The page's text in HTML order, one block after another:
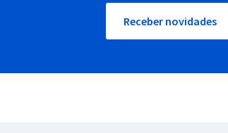
Receber novidades